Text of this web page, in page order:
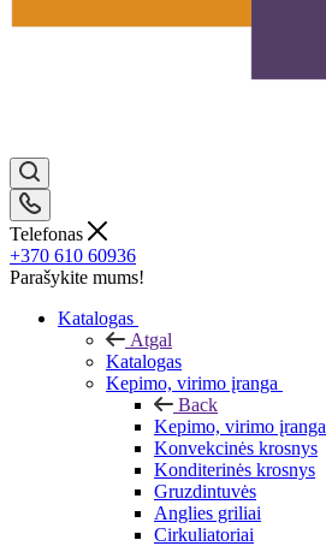
Telefonas
+370 610 60936
Parašykite mums!
Katalogas
Atgal
Katalogas
Kepimo, virimo įranga
Back
Kepimo, virimo įranga
Konvekcinės krosnys
Konditerinės krosnys
Gruzdintuvės
Anglies griliai
Cirkuliatoriai